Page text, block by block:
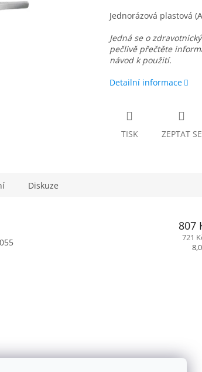
Jednorázová plastová
Jedná se o
pečlivě přečtěte
návod k použití.
Detailní informace
TISK ZEPTAT SE
Diskuze
807
721